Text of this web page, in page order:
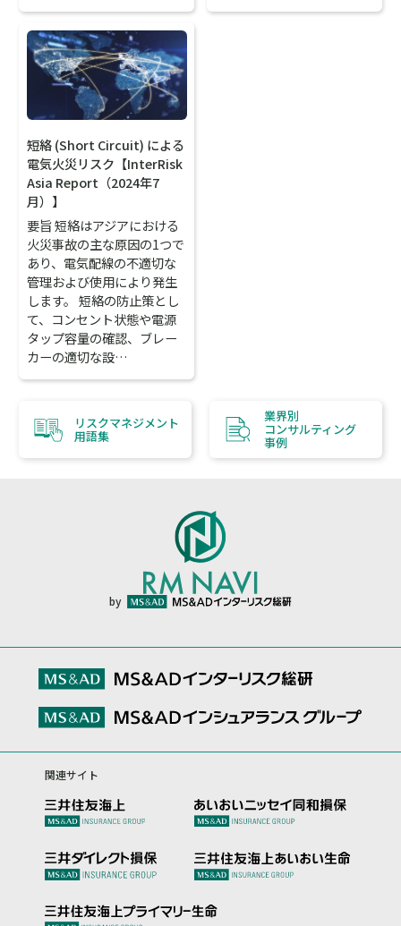
短絡 (Short Circuit) による
電気火災リスク【InterRisk
Asia Report（2024年7
月）】
要旨 短絡はアジアにおける
火災事故の主な原因の1つで
あり、電気配線の不適切な
管理および使用により発生
します。 短絡の防止策とし
て、コンセント状態や電源
タップ容量の確認、ブレー
カーの適切な設…
リスクマネジメント
用語集
業界別
コンサルティング
事例
by
関連サイト